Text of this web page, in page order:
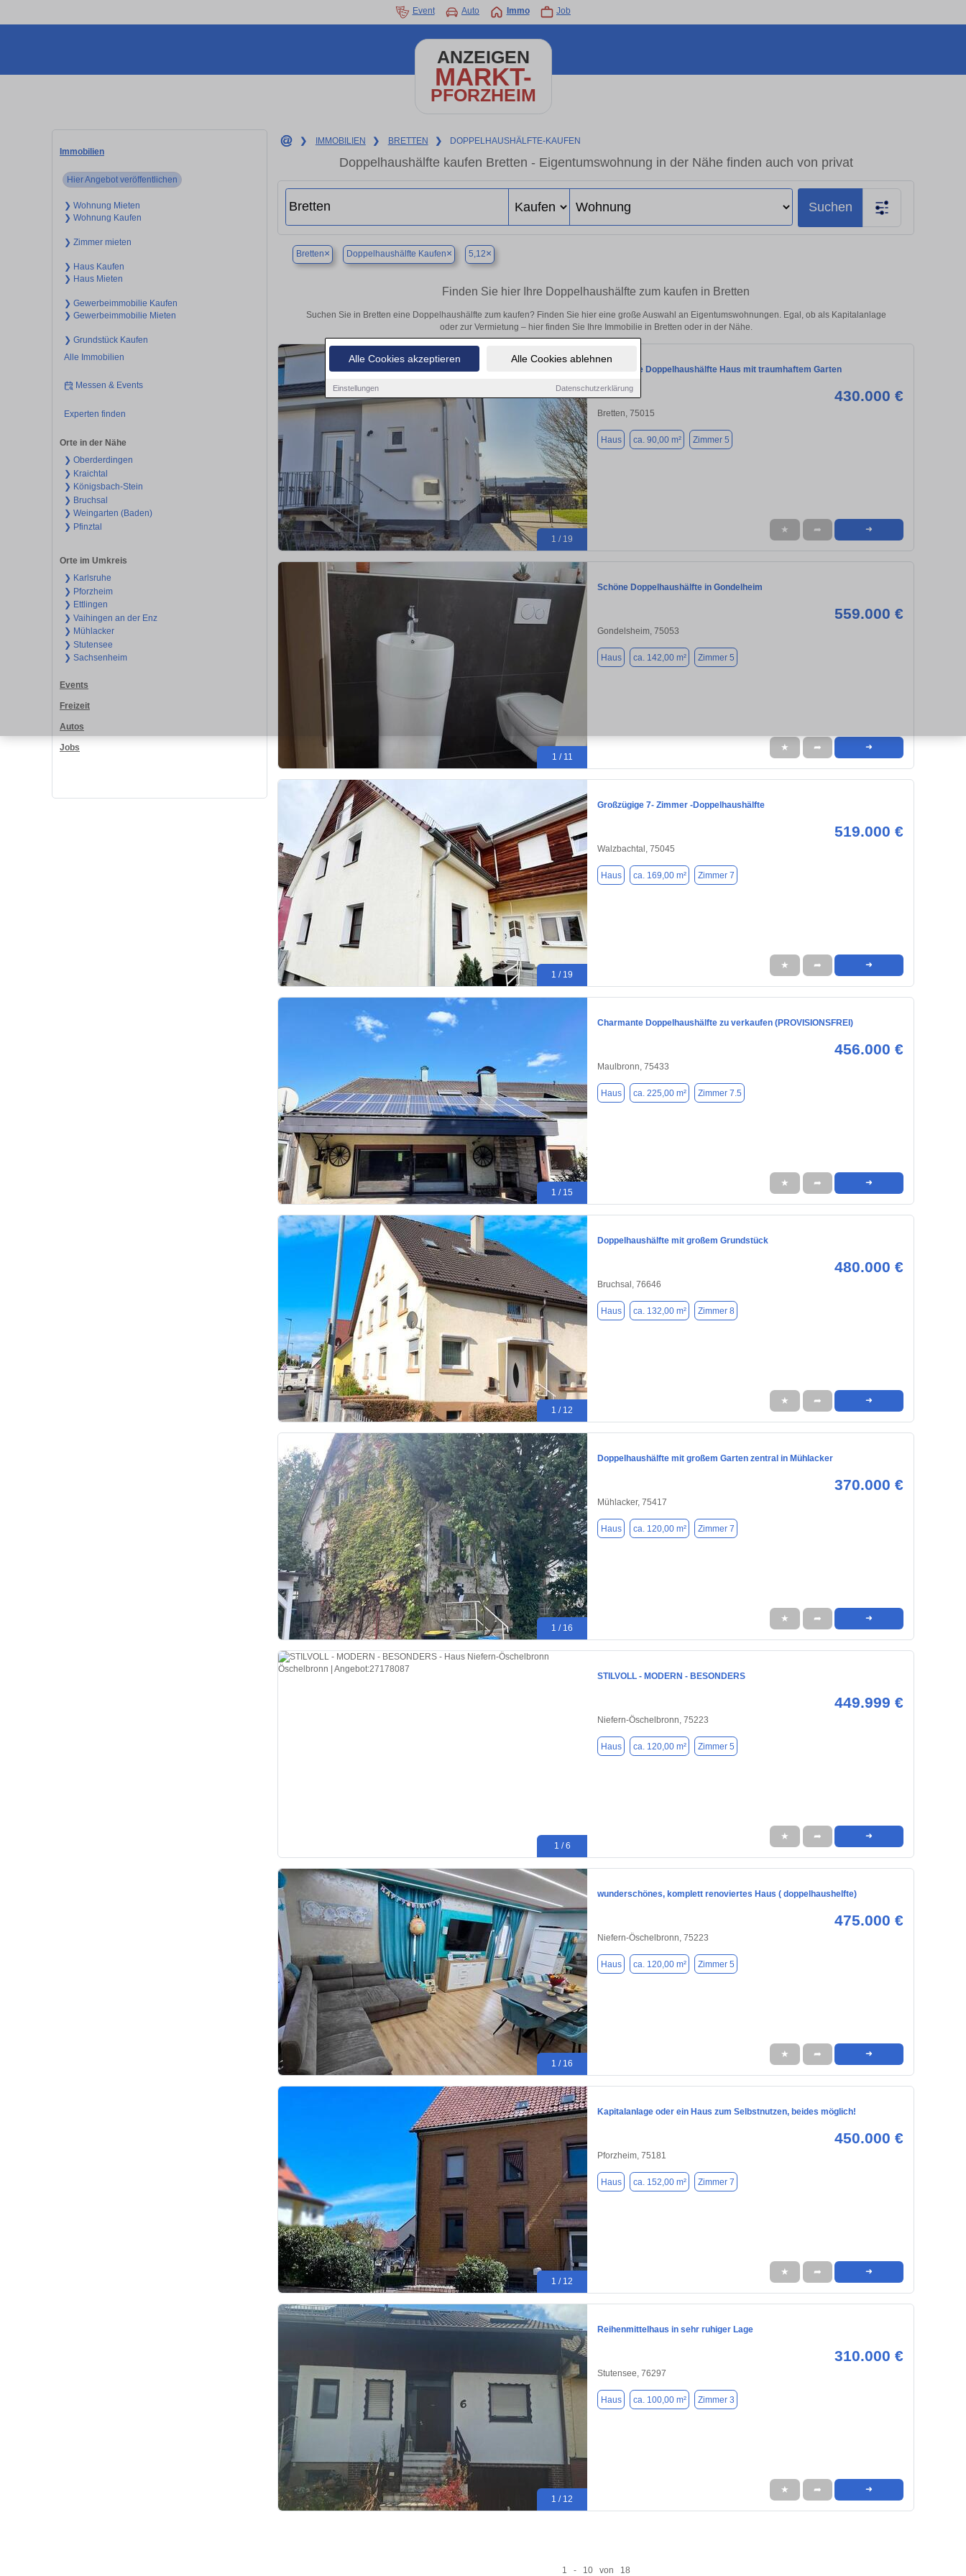
Alle Cookies akzeptieren Alle Cookies ablehnen
Einstellungen Datenschutzerklärung
Event Auto Immo Job
ANZEIGEN
MARKT-
PFORZHEIM
Immobilien
Hier Angebot veröffentlichen
❯ Wohnung Mieten
❯ Wohnung Kaufen
❯ Zimmer mieten
❯ Haus Kaufen
❯ Haus Mieten
❯ Gewerbeimmobilie Kaufen
❯ Gewerbeimmobilie Mieten
❯ Grundstück Kaufen
Alle Immobilien
Messen & Events
Experten finden
Orte in der Nähe
❯ Oberderdingen
❯ Kraichtal
❯ Königsbach-Stein
❯ Bruchsal
❯ Weingarten (Baden)
❯ Pfinztal
Orte im Umkreis
❯ Karlsruhe
❯ Pforzheim
❯ Ettlingen
❯ Vaihingen an der Enz
❯ Mühlacker
❯ Stutensee
❯ Sachsenheim
Events
Freizeit
Autos
Jobs
❯ IMMOBILIEN ❯ BRETTEN ❯ DOPPELHAUSHÄLFTE-KAUFEN
Doppelhaushälfte kaufen Bretten - Eigentumswohnung in der Nähe finden auch von privat
Suchen
Bretten× Doppelhaushälfte Kaufen× 5,12×
Finden Sie hier Ihre Doppelhaushälfte zum kaufen in Bretten
Suchen Sie in Bretten eine Doppelhaushälfte zum kaufen? Finden Sie hier eine große Auswahl an Eigentumswohnungen. Egal, ob als Kapitalanlage
oder zur Vermietung – hier finden Sie Ihre Immobilie in Bretten oder in der Nähe.
1 / 19
Charmante Doppelhaushälfte Haus mit traumhaftem Garten
430.000 €
Bretten, 75015
Haus ca. 90,00 m² Zimmer 5
★ ➦ ➜
1 / 11
Schöne Doppelhaushälfte in Gondelheim
559.000 €
Gondelsheim, 75053
Haus ca. 142,00 m² Zimmer 5
★ ➦ ➜
1 / 19
Großzügige 7- Zimmer -Doppelhaushälfte
519.000 €
Walzbachtal, 75045
Haus ca. 169,00 m² Zimmer 7
★ ➦ ➜
1 / 15
Charmante Doppelhaushälfte zu verkaufen (PROVISIONSFREI)
456.000 €
Maulbronn, 75433
Haus ca. 225,00 m² Zimmer 7.5
★ ➦ ➜
1 / 12
Doppelhaushälfte mit großem Grundstück
480.000 €
Bruchsal, 76646
Haus ca. 132,00 m² Zimmer 8
★ ➦ ➜
1 / 16
Doppelhaushälfte mit großem Garten zentral in Mühlacker
370.000 €
Mühlacker, 75417
Haus ca. 120,00 m² Zimmer 7
★ ➦ ➜
1 / 6
STILVOLL - MODERN - BESONDERS
449.999 €
Niefern-Öschelbronn, 75223
Haus ca. 120,00 m² Zimmer 5
★ ➦ ➜
1 / 16
wunderschönes, komplett renoviertes Haus ( doppelhaushelfte)
475.000 €
Niefern-Öschelbronn, 75223
Haus ca. 120,00 m² Zimmer 5
★ ➦ ➜
1 / 12
Kapitalanlage oder ein Haus zum Selbstnutzen, beides möglich!
450.000 €
Pforzheim, 75181
Haus ca. 152,00 m² Zimmer 7
★ ➦ ➜
1 / 12
Reihenmittelhaus in sehr ruhiger Lage
310.000 €
Stutensee, 76297
Haus ca. 100,00 m² Zimmer 3
★ ➦ ➜
1 - 10 von 18